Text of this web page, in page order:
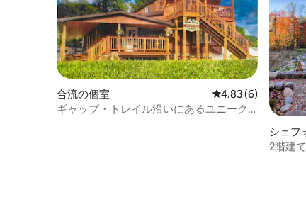
合流の個室 レビュー6件、5つ
4.83 (6)
ギャップ・トレイル沿いにあるユニーク
シェフ
2階建